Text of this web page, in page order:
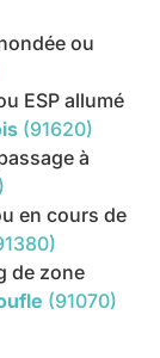
ou
ESP allumé
(91620)
à
en cours de
de zone
(91070)